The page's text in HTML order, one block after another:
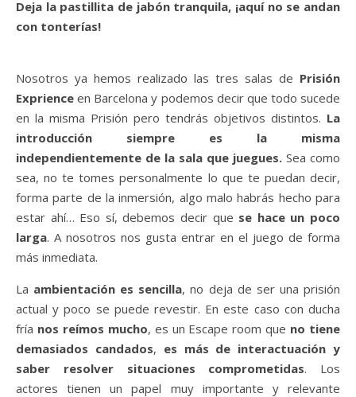
Deja la pastillita de jabón tranquila, ¡aquí no se andan
con tonterías!
Nosotros ya hemos realizado las tres salas de Prisión
Exprience en Barcelona y podemos decir que todo sucede
en la misma Prisión pero tendrás objetivos distintos. La
introducción siempre es la misma
independientemente de la sala que juegues. Sea como
sea, no te tomes personalmente lo que te puedan decir,
forma parte de la inmersión, algo malo habrás hecho para
estar ahí… Eso sí, debemos decir que se hace un poco
larga. A nosotros nos gusta entrar en el juego de forma
más inmediata.
La ambientación es sencilla, no deja de ser una prisión
actual y poco se puede revestir. En este caso con ducha
fría nos reímos mucho, es un Escape room que no tiene
demasiados candados, es más de interactuación y
saber resolver situaciones comprometidas. Los
actores tienen un papel muy importante y relevante